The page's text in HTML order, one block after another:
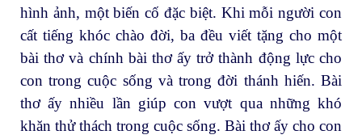
hình ảnh, một biến cố đặc biệt. Khi mỗi người con
cất tiếng khóc chào đời, ba đều viết tặng cho một
bài thơ và chính bài thơ ấy trở thành động lực cho
con trong cuộc sống và trong đời thánh hiến. Bài
thơ ấy nhiều lần giúp con vượt qua những khó
khăn thử thách trong cuộc sống. Bài thơ ấy cho con